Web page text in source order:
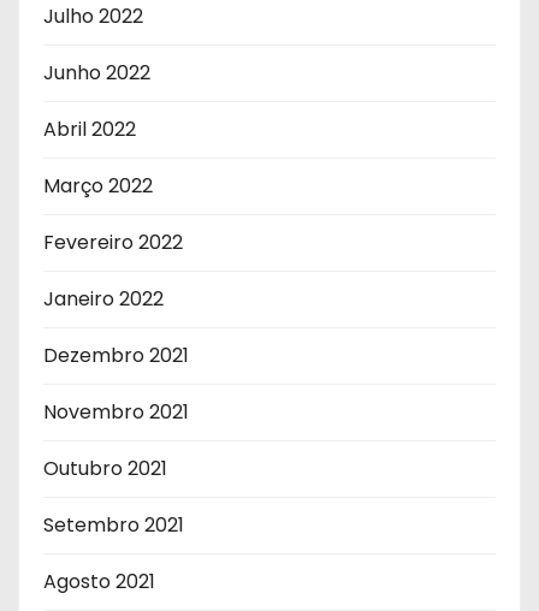
Julho 2022
Junho 2022
Abril 2022
Março 2022
Fevereiro 2022
Janeiro 2022
Dezembro 2021
Novembro 2021
Outubro 2021
Setembro 2021
Agosto 2021